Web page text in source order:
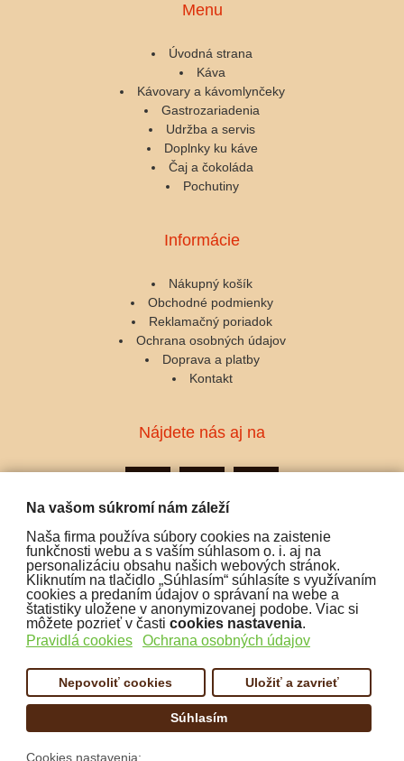
Na vašom súkromí nám záleží
Naša firma používa súbory cookies na zaistenie
funkčnosti webu a s vaším súhlasom o. i. aj na
personalizáciu obsahu našich webových stránok.
Kliknutím na tlačidlo „Súhlasím“ súhlasíte s využívaním
cookies a predaním údajov o správaní na webe a
štatistiky uložene v anonymizovanej podobe. Viac si
môžete pozrieť v časti cookies nastavenia.
Pravidlá cookies
Ochrana osobných údajov
Nepovoliť cookies Uložiť a zavrieť
Súhlasím
Cookies nastavenia:
Menu
Úvodná strana
Káva
Kávovary a kávomlynčeky
Gastrozariadenia
Udržba a servis
Doplnky ku káve
Čaj a čokoláda
Pochutiny
Informácie
Nákupný košík
Obchodné podmienky
Reklamačný poriadok
Ochrana osobných údajov
Doprava a platby
Kontakt
Nájdete nás aj na
Podporujeme platby: